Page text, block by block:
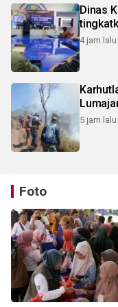
Dinas
4 jam lalu
5 jam lalu
Foto